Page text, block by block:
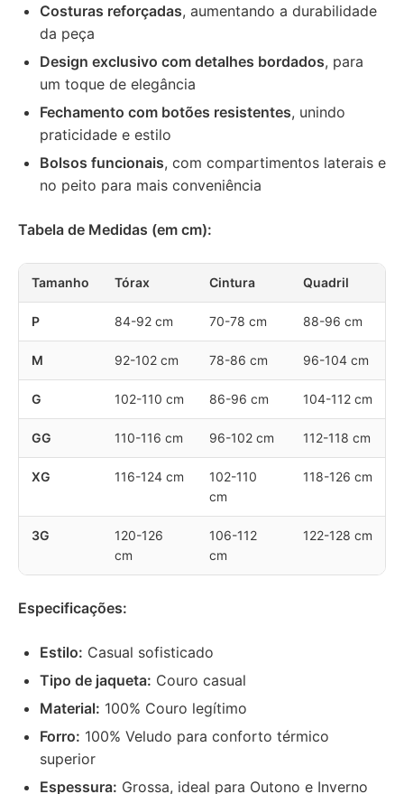
Costuras reforçadas, aumentando a durabilidade
da peça
Design exclusivo com detalhes bordados, para
um toque de elegância
Fechamento com botões resistentes, unindo
praticidade e estilo
Bolsos funcionais, com compartimentos laterais e
no peito para mais conveniência
Tabela de Medidas (em cm):
Tamanho Tórax Cintura Quadril
P 84-92 cm 70-78 cm 88-96 cm
M 92-102 cm 78-86 cm 96-104 cm
G 102-110 cm 86-96 cm 104-112 cm
GG 110-116 cm 96-102 cm 112-118 cm
XG 116-124 cm
102-110
cm
118-126 cm
3G
120-126
cm
106-112
cm
122-128 cm
Especificações:
Estilo: Casual sofisticado
Tipo de jaqueta: Couro casual
Material: 100% Couro legítimo
Forro: 100% Veludo para conforto térmico
superior
Espessura: Grossa, ideal para Outono e Inverno